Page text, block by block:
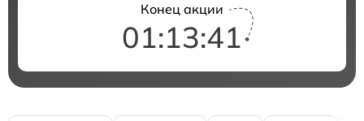
Конец акции
01:13:40